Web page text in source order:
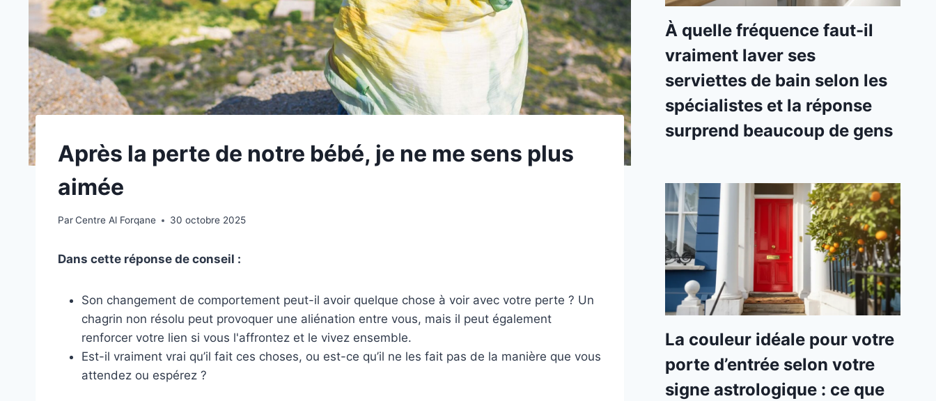
Après la perte de notre bébé, je ne me sens plus
aimée
ParCentre Al Forqane 30 octobre 2025
Dans cette réponse de conseil :
Son changement de comportement peut-il avoir quelque chose à voir avec votre perte ? Un
chagrin non résolu peut provoquer une aliénation entre vous, mais il peut également
renforcer votre lien si vous l'affrontez et le vivez ensemble.
Est-il vraiment vrai qu’il fait ces choses, ou est-ce qu’il ne les fait pas de la manière que vous
attendez ou espérez ?
À quelle fréquence faut-il
vraiment laver ses
serviettes de bain selon les
spécialistes et la réponse
surprend beaucoup de gens
La couleur idéale pour votre
porte d’entrée selon votre
signe astrologique : ce que